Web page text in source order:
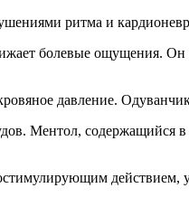
ритма и
болевые ощущения.
давление.
Ментол, содержащийся
действием,